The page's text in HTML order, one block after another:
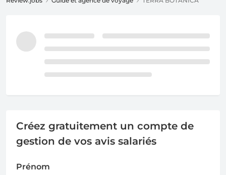
Créez gratuitement un compte de
gestion de vos avis salariés
Prénom